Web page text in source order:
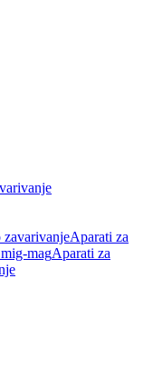
Aparati za
magAparati za